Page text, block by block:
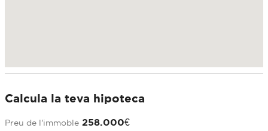
Calcula la teva hipoteca
Preu de l'immoble 258.000€